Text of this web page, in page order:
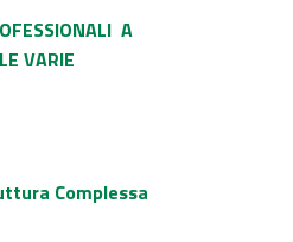
A
VARIE
Complessa